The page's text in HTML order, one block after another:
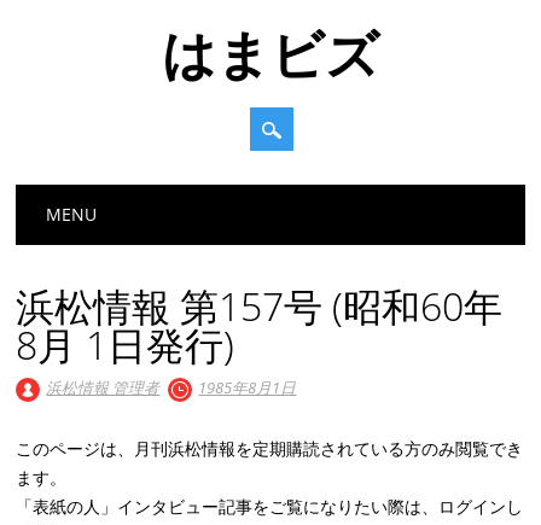
はまビズ
Main menu
MENU
浜松情報 第157号 (昭和60年
8月 1日発行)
浜松情報 管理者 1985年8月1日
このページは、月刊浜松情報を定期購読されている方のみ閲覧でき
ます。
「表紙の人」インタビュー記事をご覧になりたい際は、ログインし